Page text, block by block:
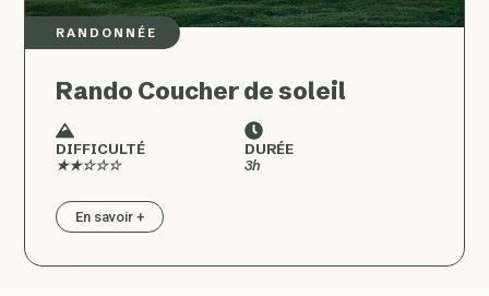
RANDONNÉE
Rando Coucher de soleil
DIFFICULTÉ
★★☆☆☆
DURÉE
3h
En savoir +